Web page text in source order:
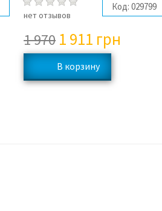
нет отзывов
Код: 029799
1 970 1 911 грн